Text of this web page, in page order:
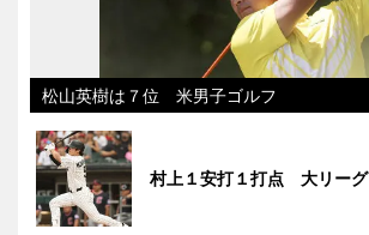
松山英樹は７位 米男子ゴルフ
村上１安打１打点 大リーグ